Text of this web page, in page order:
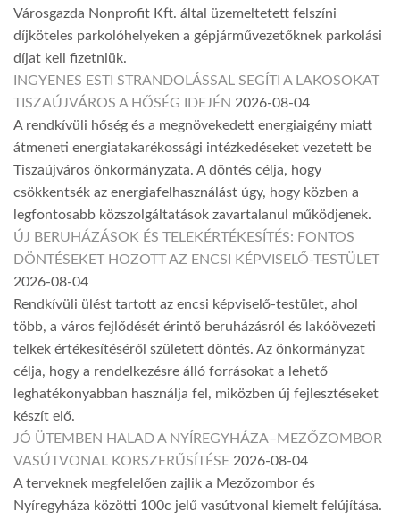
Városgazda Nonprofit Kft. által üzemeltetett felszíni
díjköteles parkolóhelyeken a gépjárművezetőknek parkolási
díjat kell fizetniük.
INGYENES ESTI STRANDOLÁSSAL SEGÍTI A LAKOSOKAT
TISZAÚJVÁROS A HŐSÉG IDEJÉN 2026-08-04
A rendkívüli hőség és a megnövekedett energiaigény miatt
átmeneti energiatakarékossági intézkedéseket vezetett be
Tiszaújváros önkormányzata. A döntés célja, hogy
csökkentsék az energiafelhasználást úgy, hogy közben a
legfontosabb közszolgáltatások zavartalanul működjenek.
ÚJ BERUHÁZÁSOK ÉS TELEKÉRTÉKESÍTÉS: FONTOS
DÖNTÉSEKET HOZOTT AZ ENCSI KÉPVISELŐ-TESTÜLET
2026-08-04
Rendkívüli ülést tartott az encsi képviselő-testület, ahol
több, a város fejlődését érintő beruházásról és lakóövezeti
telkek értékesítéséről született döntés. Az önkormányzat
célja, hogy a rendelkezésre álló forrásokat a lehető
leghatékonyabban használja fel, miközben új fejlesztéseket
készít elő.
JÓ ÜTEMBEN HALAD A NYÍREGYHÁZA–MEZŐZOMBOR
VASÚTVONAL KORSZERŰSÍTÉSE 2026-08-04
A terveknek megfelelően zajlik a Mezőzombor és
Nyíregyháza közötti 100c jelű vasútvonal kiemelt felújítása.